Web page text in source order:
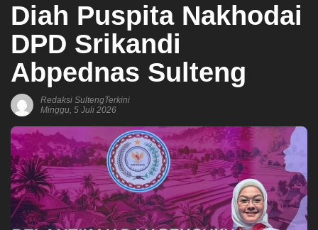
Diah Puspita Nakhodai
DPD Srikandi
Abpednas Sulteng
Redaksi SultengTerkini
Minggu, 5 Juli 2026